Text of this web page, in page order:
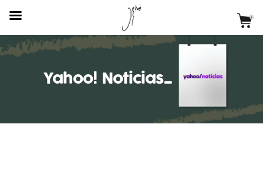
Yahoo! Noticias_